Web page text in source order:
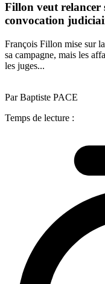
Fillon veut relancer
convocation
François Fillon mise sur
sa campagne, mais les
les juges...
Par Baptiste PACE
Temps de lecture :